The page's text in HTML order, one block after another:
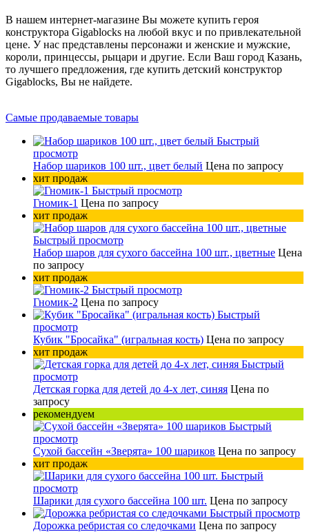
В нашем интернет-магазине Вы можете купить героя
конструктора Gigablocks на любой вкус и по привлекательной
цене. У нас представлены персонажи и женские и мужские,
короли, принцессы, рыцари и другие. Если Ваш город Казань,
то лучшего предложения, где купить детский конструктор
Gigablocks, Вы не найдете.
Самые продаваемые товары
Быстрый
просмотр
Набор шариков 100 шт., цвет белый Цена по запросу
хит продаж
Быстрый просмотр
Гномик-1 Цена по запросу
хит продаж
Быстрый просмотр
Набор шаров для сухого бассейна 100 шт., цветные Цена
по запросу
хит продаж
Быстрый просмотр
Гномик-2 Цена по запросу
Быстрый
просмотр
Кубик "Бросайка" (игральная кость) Цена по запросу
хит продаж
Быстрый
просмотр
Детская горка для детей до 4-х лет, синяя Цена по
запросу
рекомендуем
Быстрый
просмотр
Сухой бассейн «Зверята» 100 шариков Цена по запросу
хит продаж
Быстрый
просмотр
Шарики для сухого бассейна 100 шт. Цена по запросу
Быстрый просмотр
Дорожка ребристая со следочками Цена по запросу